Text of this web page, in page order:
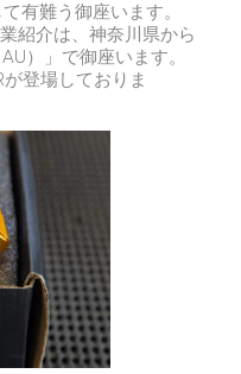
有難う御座います。
紹介は、神奈川県から
）」で御座います。
登場しておりま